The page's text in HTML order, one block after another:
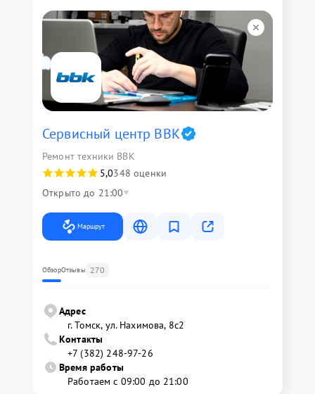
Сервисный центр BBK
Ремонт техники BBK
5,0348 оценки
Открыто до 21:00
Маршрут
ОбзорОтзывы 270
Адрес
г. Томск, ул. Нахимова, 8с2
Контакты
+7 (382) 248-97-26
Время работы
Работаем с 09:00 до 21:00